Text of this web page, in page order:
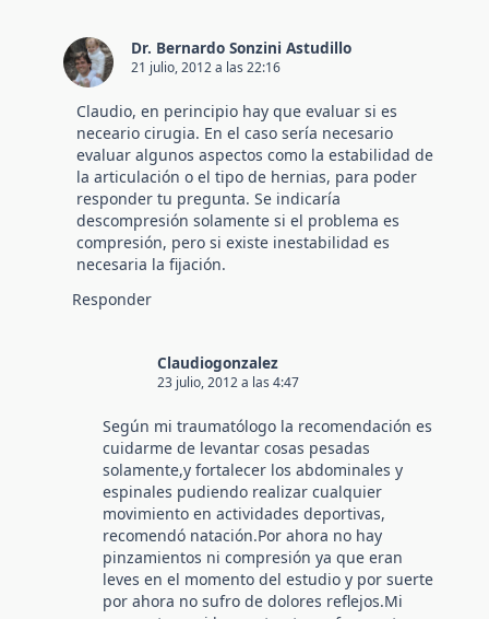
Dr. Bernardo Sonzini Astudillo
21 julio, 2012 a las 22:16
Claudio, en perincipio hay que evaluar si es
neceario cirugia. En el caso sería necesario
evaluar algunos aspectos como la estabilidad de
la articulación o el tipo de hernias, para poder
responder tu pregunta. Se indicaría
descompresión solamente si el problema es
compresión, pero si existe inestabilidad es
necesaria la fijación.
Responder
Claudiogonzalez
23 julio, 2012 a las 4:47
Según mi traumatólogo la recomendación es
cuidarme de levantar cosas pesadas
solamente,y fortalecer los abdominales y
espinales pudiendo realizar cualquier
movimiento en actividades deportivas,
recomendó natación.Por ahora no hay
pinzamientos ni compresión ya que eran
leves en el momento del estudio y por suerte
por ahora no sufro de dolores reflejos.Mi